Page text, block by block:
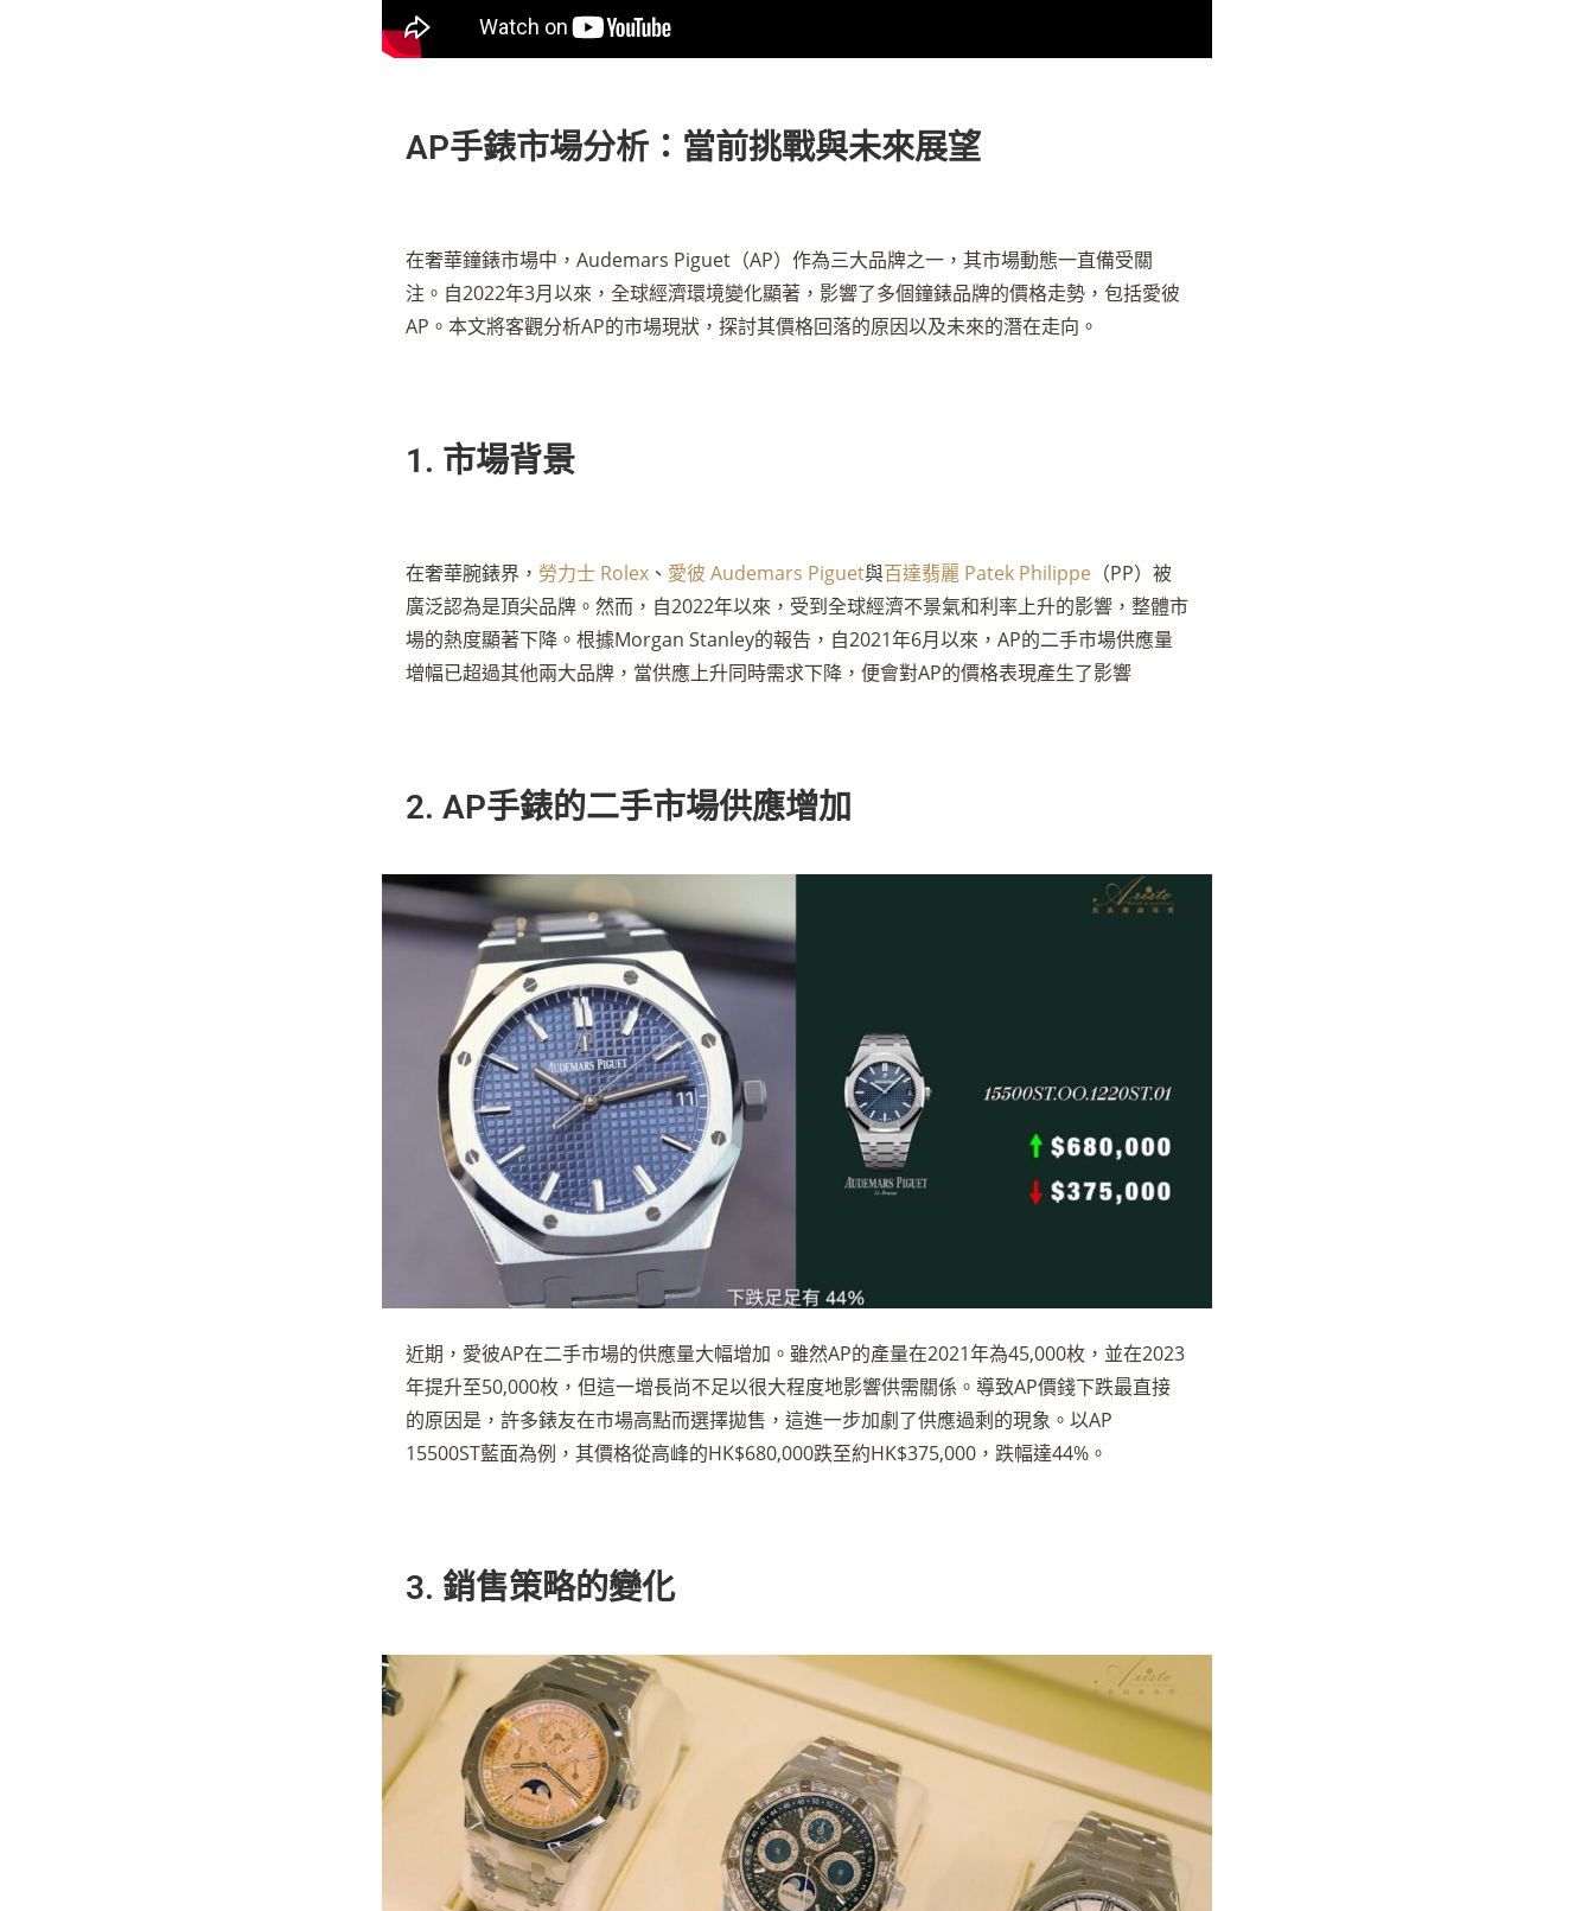
AP手錶市場分析：當前挑戰與未來展望
在奢華鐘錶市場中，Audemars Piguet（AP）作為三大品牌之一，其市場動態一直備受關
注。自2022年3月以來，全球經濟環境變化顯著，影響了多個鐘錶品牌的價格走勢，包括愛彼
AP。本文將客觀分析AP的市場現狀，探討其價格回落的原因以及未來的潛在走向。
1. 市場背景
在奢華腕錶界， 勞力士 Rolex 、 愛彼 Audemars Piguet與百達翡麗 Patek Philippe （PP）被
廣泛認為是頂尖品牌。然而，自2022年以來，受到全球經濟不景氣和利率上升的影響，整體市
場的熱度顯著下降。根據Morgan Stanley的報告，自2021年6月以來，AP的二手市場供應量
增幅已超過其他兩大品牌，當供應上升同時需求下降，便會對AP的價格表現產生了影響
2. AP手錶的二手市場供應增加
近期， 愛彼AP在二手市場的供應量大幅增加。雖然AP的產量在2021年為45,000枚，並在2023
年提升至50,000枚，但這一增長尚不足以很大程度地影響供需關係。導致AP價錢下跌最直接
的原因是，許多錶友在市場高點而選擇拋售，這進一步加劇了供應過剩的現象。以AP
15500ST藍面為例，其價格從高峰的HK$680,000跌至約HK$375,000，跌幅達44%。
3. 銷售策略的變化